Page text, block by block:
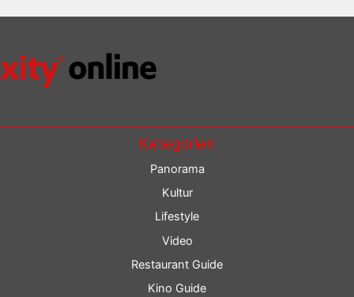
Kategorien
Panorama
Kultur
Lifestyle
Video
Restaurant Guide
Kino Guide